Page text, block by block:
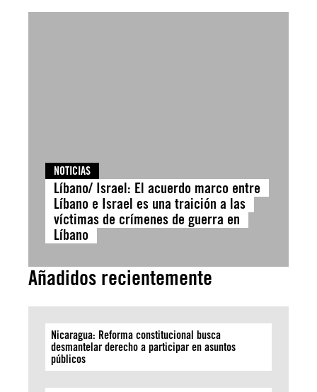
NOTICIAS
Líbano/ Israel: El acuerdo marco entre
Líbano e Israel es una traición a las
víctimas de crímenes de guerra en
Líbano
Añadidos recientemente
Nicaragua: Reforma constitucional busca
desmantelar derecho a participar en asuntos
públicos